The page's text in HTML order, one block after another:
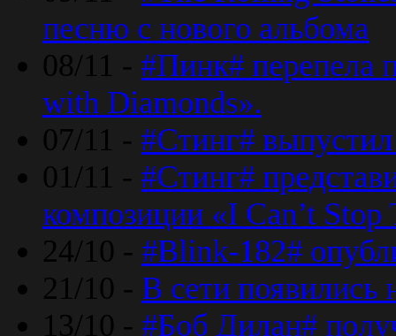
песню с нового альбома
08/11 - #Пинк# перепела
with Diamonds».
07/11 - #Стинг#
01/11 - #Стинг#
композиции «I Can’t
24/10 - #Blink-182#
21/10 - В сети появились
13/10 - #Боб Дилан#